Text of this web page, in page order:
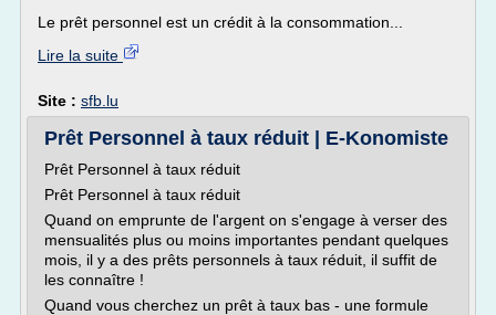
Le prêt personnel est un crédit à la consommation...
Lire la suite
Site : sfb.lu
Prêt Personnel à taux réduit | E-Konomiste
Prêt Personnel à taux réduit
Prêt Personnel à taux réduit
Quand on emprunte de l'argent on s'engage à verser des
mensualités plus ou moins importantes pendant quelques
mois, il y a des prêts personnels à taux réduit, il suffit de
les connaître !
Quand vous cherchez un prêt à taux bas - une formule